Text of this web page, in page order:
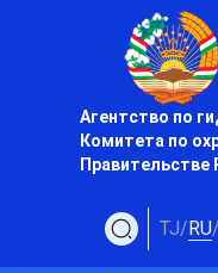
Агентство по
Комитета по
Правительстве
TJ/RU/